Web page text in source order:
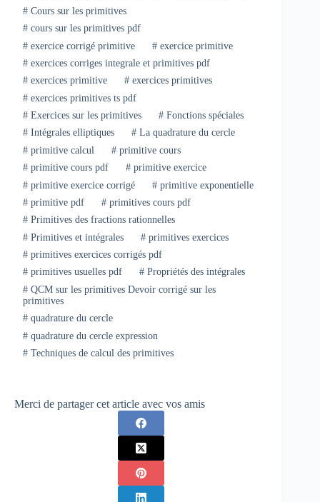
#Cours sur les primitives
#cours sur les primitives pdf
#exercice corrigé primitive #exercice primitive
#exercices corriges integrale et primitives pdf
#exercices primitive #exercices primitives
#exercices primitives ts pdf
#Exercices sur les primitives #Fonctions spéciales
#Intégrales elliptiques #La quadrature du cercle
#primitive calcul #primitive cours
#primitive cours pdf #primitive exercice
#primitive exercice corrigé #primitive exponentielle
#primitive pdf #primitives cours pdf
#Primitives des fractions rationnelles
#Primitives et intégrales #primitives exercices
#primitives exercices corrigés pdf
#primitives usuelles pdf #Propriétés des intégrales
#QCM sur les primitives Devoir corrigé sur les
primitives
#quadrature du cercle
#quadrature du cercle expression
#Techniques de calcul des primitives
Merci de partager cet article avec vos amis